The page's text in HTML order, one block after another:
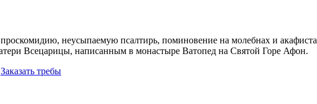
неусыпаемую псалтирь, поминовение на молебнах и
Всецарицы, написанным в монастыре Ватопед на Святой Горе Афон.
Заказать требы